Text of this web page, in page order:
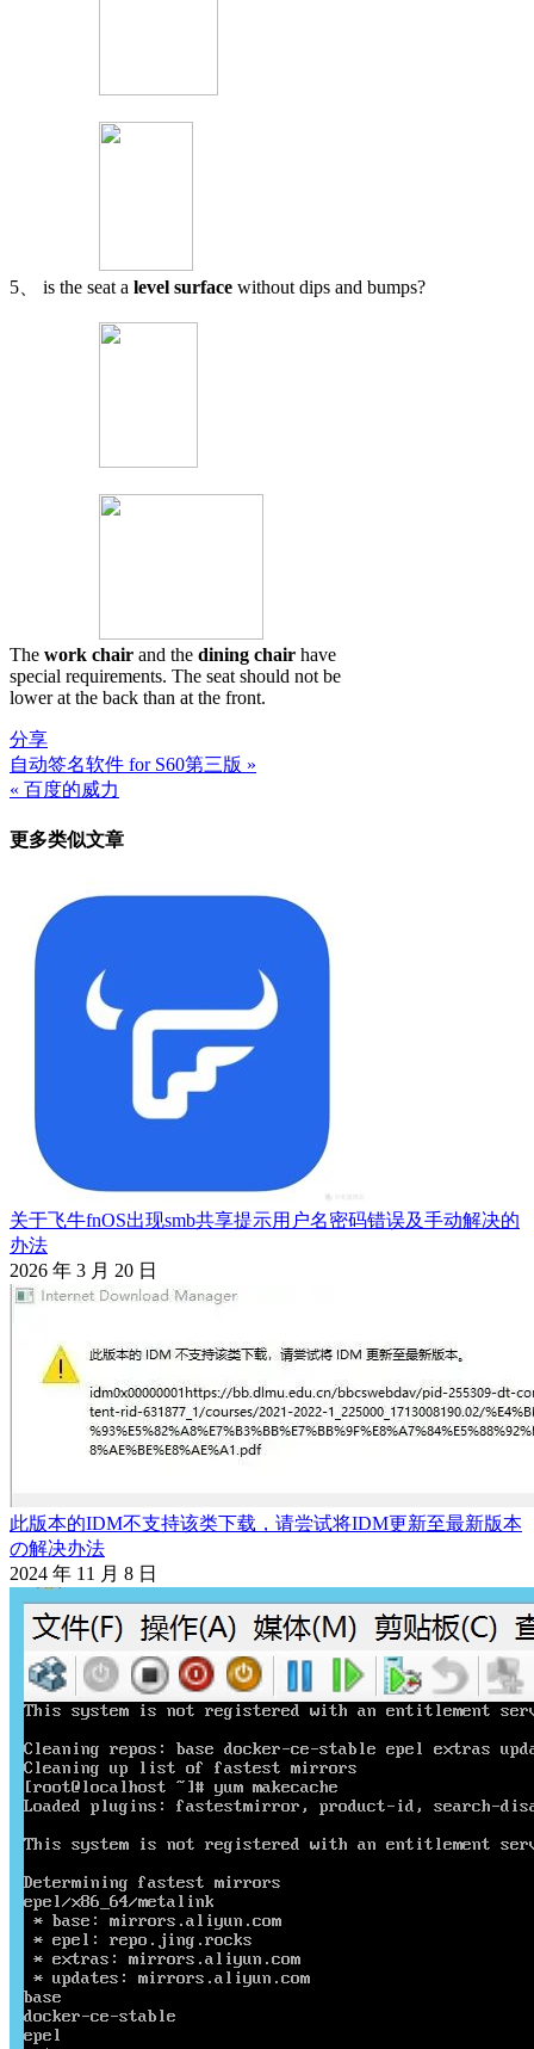
5、 is the seat a level surface without dips and bumps?
The work chair and the dining chair have
special requirements. The seat should not be
lower at the back than at the front.
分享
文
章
导
自动签名软件 for S60第三版 »
« 百度的威力
更多类似文章
关于飞牛fnOS出现smb共享提示用户名密码错误及手动解决的
办法
2026 年 3 月 20 日
此版本的IDM不支持该类下载，请尝试将IDM更新至最新版本
の解决办法
2024 年 11 月 8 日